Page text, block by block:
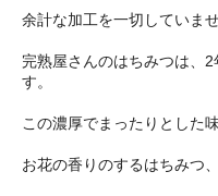
余計な加工を一切していませ
完熟屋さんのはちみつは、
す。
この濃厚でまったりとした
お花の香りのするはちみつ